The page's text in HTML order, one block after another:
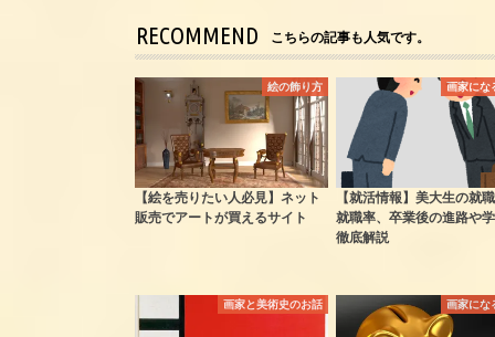
RECOMMEND こちらの記事も人気です。
絵の飾り方
【絵を売りたい人必見】ネット
販売でアートが買えるサイト
画家にな
【就活情報】美大生の就
就職率、卒業後の進路や
徹底解説
画家と美術史のお話 画家にな